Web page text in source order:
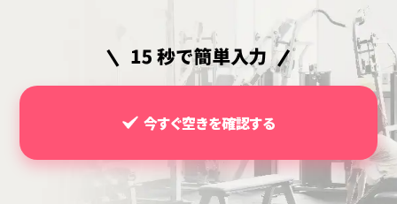
今すぐ空きを確認する